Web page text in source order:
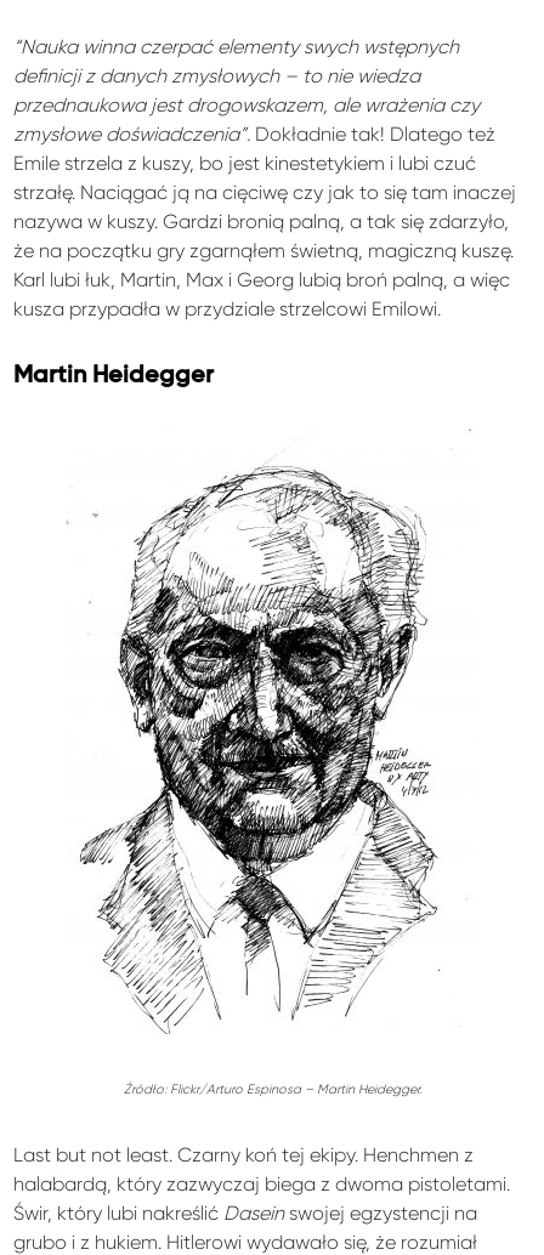
“Nauka winna czerpać elementy swych wstępnych
definicji z danych zmysłowych – to nie wiedza
przednaukowa jest drogowskazem, ale wrażenia czy
zmysłowe doświadczenia”. Dokładnie tak! Dlatego też
Emile strzela z kuszy, bo jest kinestetykiem i lubi czuć
strzałę. Naciągać ją na cięciwę czy jak to się tam inaczej
nazywa w kuszy. Gardzi bronią palną, a tak się zdarzyło,
że na początku gry zgarnąłem świetną, magiczną kuszę.
Karl lubi łuk, Martin, Max i Georg lubią broń palną, a więc
kusza przypadła w przydziale strzelcowi Emilowi.
Martin Heidegger
Źródło: Flickr/Arturo Espinosa – Martin Heidegger.
Last but not least. Czarny koń tej ekipy. Henchmen z
halabardą, który zazwyczaj biega z dwoma pistoletami.
Świr, który lubi nakreślić Daseinswojej egzystencji na
grubo i z hukiem. Hitlerowi wydawało się, że rozumiał